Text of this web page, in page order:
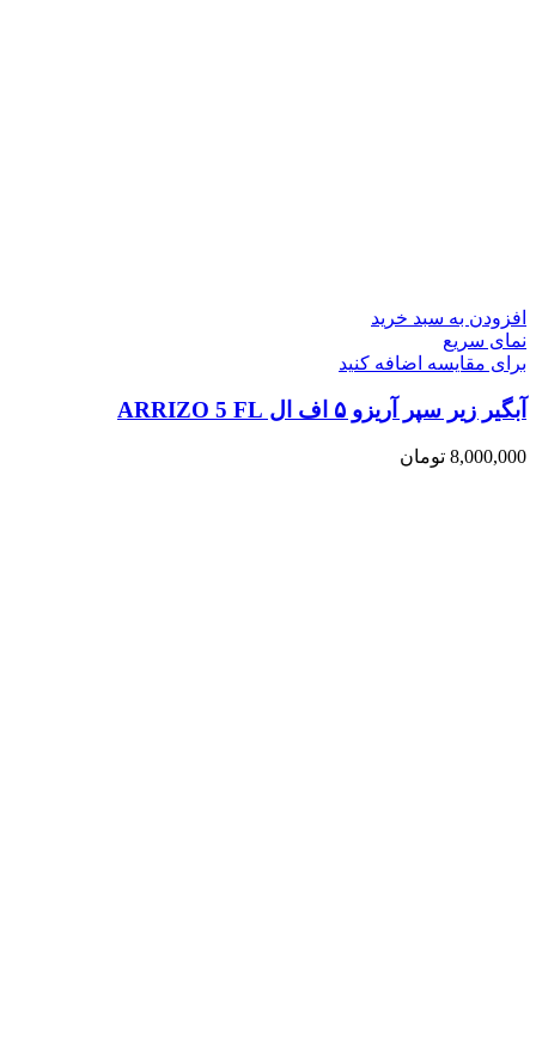
افزودن به سبد خرید
نمای سریع
برای مقایسه اضافه کنید
آبگیر زیر سپر آریزو ۵ اف ال ARRIZO 5 FL
8,000,000 تومان